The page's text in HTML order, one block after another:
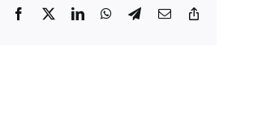
Facebook
X LinkedInWhatsApp
Telegram
Correo